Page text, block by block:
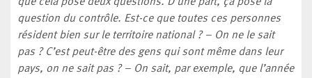
question du contrôle. Est-ce que toutes ces personnes
résident bien sur le territoire national ? – On ne le sait
pas ? C’est peut-être des gens qui sont même dans leur
pays, on ne sait pas ? – On sait, par exemple, que l’année